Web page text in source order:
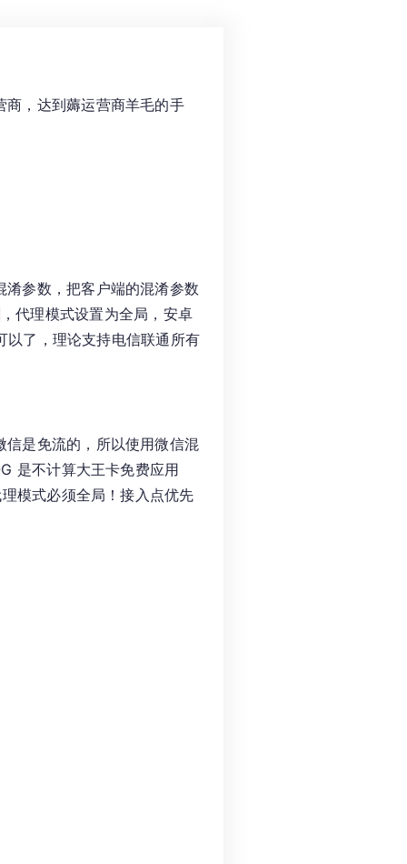
商，达到薅运营商羊毛的手
参数，把客户端的混淆参数
，代理模式设置为全局，安卓
以了，理论支持电信联通所有
是免流的，所以使用微信混
是不计算大王卡免费应用
模式必须全局！接入点优先